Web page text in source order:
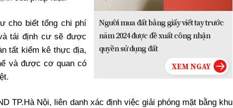
Người mua đất bằng giấy viết tay trước
năm 2024 được đề xuất công nhận
quyền sử dụng đất
cho biết tổng chi phí
tái định cư sẽ được
tất kiểm kê thực địa,
và được cơ quan có
TP.Hà Nội, liên danh xác định việc giải phóng mặt bằng khu